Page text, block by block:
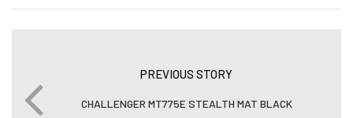
PREVIOUS STORY
CHALLENGER MT775E STEALTH MAT BLACK